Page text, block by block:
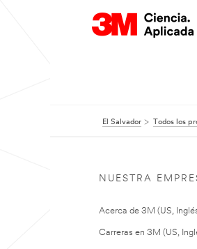
El Salvador Todos los
NUESTRA
Acerca de 3M (US,
Carreras en 3M (US,